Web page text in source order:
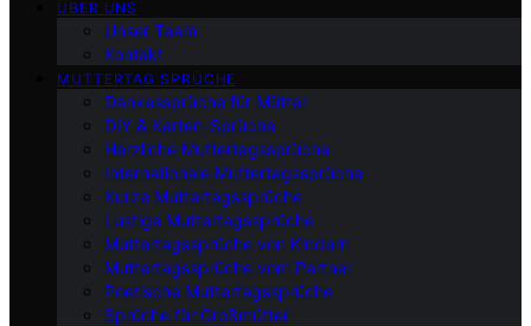
ÜBER UNS
Unser Team
Kontakt
MUTTERTAG SPRÜCHE
Dankessprüche für Mütter
DIY & Karten-Sprüche
Herzliche Muttertagssprüche
Internationale Muttertagssprüche
Kurze Muttertagssprüche
Lustige Muttertagssprüche
Muttertagssprüche von Kindern
Muttertagssprüche vom Partner
Poetische Muttertagssprüche
Sprüche für Großmütter